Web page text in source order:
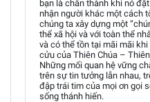
bạn là chân thành khi nó đặt
nhận người khác một cách
chúng ta xây dựng một
thể xã hội và với toàn thể
và có thể tồn tại mãi mãi
cửu của Thiên Chúa –
Những mối quan hệ vững
trên sự tin tưởng lẫn nhau,
đập trái tim của mọi ơn gọi
sống thánh hiến.